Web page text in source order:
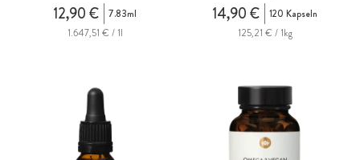
12,90 €
7.83ml
1.647,51 € / 1l
14,90 €
120 Kapseln
125,21 € / 1kg